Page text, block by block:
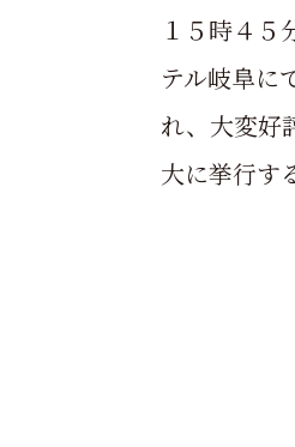
１５時４
テル岐阜に
れ、大変好
大に挙行す